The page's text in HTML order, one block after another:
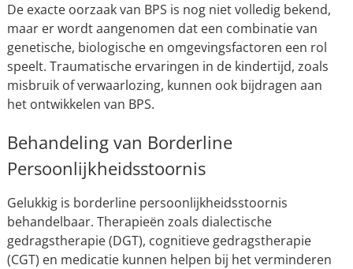
De exacte oorzaak van BPS is nog niet volledig bekend,
maar er wordt aangenomen dat een combinatie van
genetische, biologische en omgevingsfactoren een rol
speelt. Traumatische ervaringen in de kindertijd, zoals
misbruik of verwaarlozing, kunnen ook bijdragen aan
het ontwikkelen van BPS.
Behandeling van Borderline
Persoonlijkheidsstoornis
Gelukkig is borderline persoonlijkheidsstoornis
behandelbaar. Therapieën zoals dialectische
gedragstherapie (DGT), cognitieve gedragstherapie
(CGT) en medicatie kunnen helpen bij het verminderen